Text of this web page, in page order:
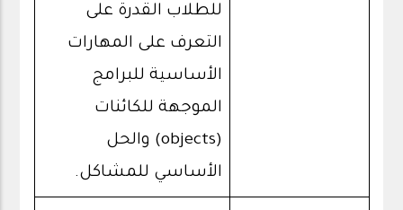
للطلاب القدرة على
التعرف على المهارات
الأساسية للبرامج
الموجهة للكائنات
(objects) والحل
الأساسي للمشاكل.